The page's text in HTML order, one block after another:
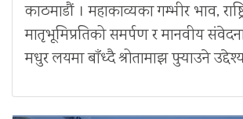
काठमाडौं । महाकाव्यका गम्भीर भाव,
मातृभूमिप्रतिको समर्पण र मानवीय
मधुर लयमा बाँध्दै श्रोतामाझ पुर्‍याउने